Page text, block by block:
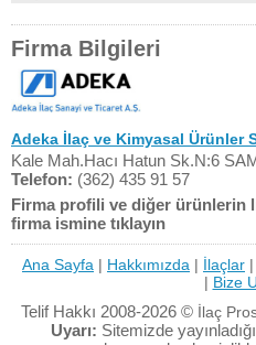
Firma Bilgileri
Adeka İlaç ve Kimyasal Ürünler
Kale Mah.Hacı Hatun Sk.N:6
Telefon: (362) 435 91 57
Firma profili ve diğer ürünlerin
firma ismine tıklayın
Ana Sayfa | Hakkımızda | İlaçlar |
| Bize
Telif Hakkı 2008-2026 © İlaç
Uyarı: Sitemizde